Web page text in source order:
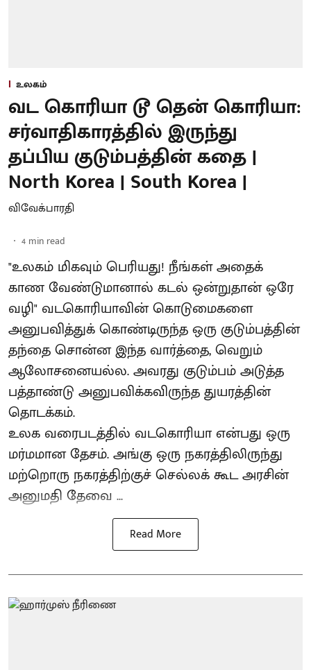
உலகம்
வட கொரியா டூ தென் கொரியா:
சர்வாதிகாரத்தில் இருந்து
தப்பிய குடும்பத்தின் கதை |
North Korea | South Korea |
விவேக்பாரதி
4 min read
"உலகம் மிகவும் பெரியது! நீங்கள் அதைக்
காண வேண்டுமானால் கடல் ஒன்றுதான் ஒரே
வழி" வடகொரியாவின் கொடுமைகளை
அனுபவித்துக் கொண்டிருந்த ஒரு குடும்பத்தின்
தந்தை சொன்ன இந்த வார்த்தை, வெறும்
ஆலோசனையல்ல. அவரது குடும்பம் அடுத்த
பத்தாண்டு அனுபவிக்கவிருந்த துயரத்தின்
தொடக்கம்.
உலக வரைபடத்தில் வடகொரியா என்பது ஒரு
மர்மமான தேசம். அங்கு ஒரு நகரத்திலிருந்து
மற்றொரு நகரத்திற்குச் செல்லக் கூட அரசின்
அனுமதி தேவை ...
Read More